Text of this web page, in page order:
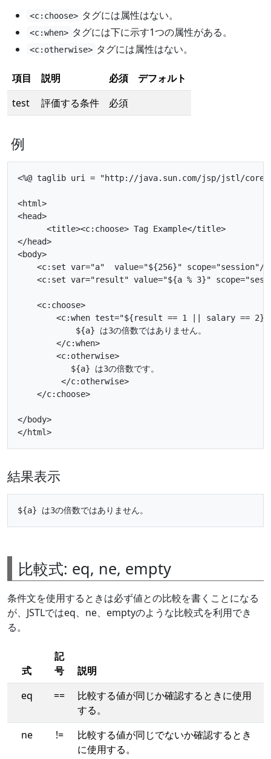
<c:choose> タグには属性はない。
<c:when> タグには下に示す1つの属性がある。
<c:otherwise> タグには属性はない。
項目 説明 必須
デフォルト
test
評価する条件 必須
例
<%@ taglib uri = "http://java.sun.com/jsp/jstl/
<html>
<head>
      <title><c:choose> Tag Example</title>
</head>
<body>
    <c:set var="a"  value="${256}" scope="session"/>
<c:set var="result" value="${a % 3}"
    <c:choose>
<c:when test="${result == 1 || salary ==
            ${a} は3の倍数ではありません。
        </c:when>
        <c:otherwise>
           ${a} は3の倍数です。
         </c:otherwise>
    </c:choose>
</body>
結果表示
比較式: eq, ne, empty
条件文を使用するときは必ず値との比較を書くことになる
が、JSTLではeq、ne、emptyのような比較式を利用でき
る。
式
記
号
説明
eq
==
比較する値が同じか確認するときに使用
する。
ne
!=
比較する値が同じでないか確認するとき
に使用する。